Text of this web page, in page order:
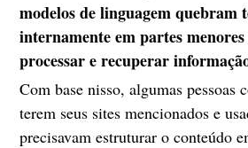
modelos de linguagem quebram
internamente em partes
processar e recuperar
Com base nisso, algumas pessoas
terem seus sites mencionados e
precisavam estruturar o conteúdo